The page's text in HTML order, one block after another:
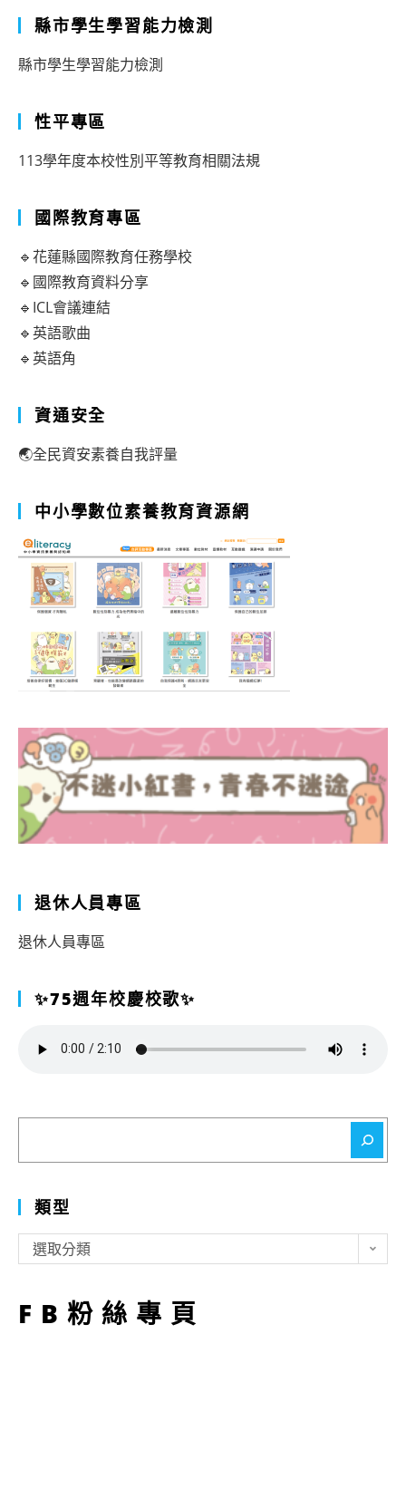
縣市學生學習能力檢測
縣市學生學習能力檢測
性平專區
113學年度本校性別平等教育相關法規
國際教育專區
🔹花蓮縣國際教育任務學校
🔹國際教育資料分享
🔹ICL會議連結
🔹英語歌曲
🔹英語角
資通安全
🌏全民資安素養自我評量
中小學數位素養教育資源網
退休人員專區
退休人員專區
✨75週年校慶校歌✨
類型
型
選取分類
FB粉絲專頁